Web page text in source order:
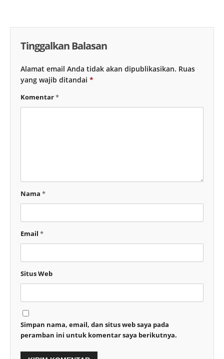
Tinggalkan Balasan
Alamat email Anda tidak akan dipublikasikan. Ruas
yang wajib ditandai *
Komentar*
Nama *
Email *
Situs Web
Simpan nama, email, dan situs web saya pada
peramban ini untuk komentar saya berikutnya.